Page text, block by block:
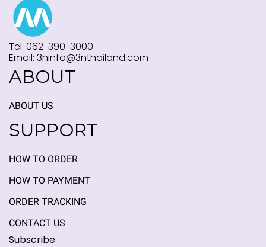
Tel: 062-390-3000
Email: 3ninfo@3nthailand.com
ABOUT
ABOUT US
SUPPORT
HOW TO ORDER
HOW TO PAYMENT
ORDER TRACKING
CONTACT US
Subscribe